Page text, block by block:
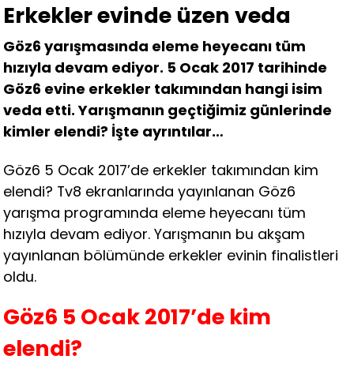
Erkekler evinde üzen veda
Göz6 yarışmasında eleme heyecanı tüm
hızıyla devam ediyor. 5 Ocak 2017 tarihinde
Göz6 evine erkekler takımından hangi isim
veda etti. Yarışmanın geçtiğimiz günlerinde
kimler elendi? İşte ayrıntılar…
Göz6 5 Ocak 2017’de erkekler takımından kim
elendi? Tv8 ekranlarında yayınlanan Göz6
yarışma programında eleme heyecanı tüm
hızıyla devam ediyor. Yarışmanın bu akşam
yayınlanan bölümünde erkekler evinin finalistleri
oldu.
Göz6 5 Ocak 2017’de kim
elendi?